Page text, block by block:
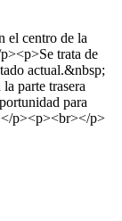
el centro de la
trata de
actual.&nbsp;
parte trasera
para
p><p><br></p>